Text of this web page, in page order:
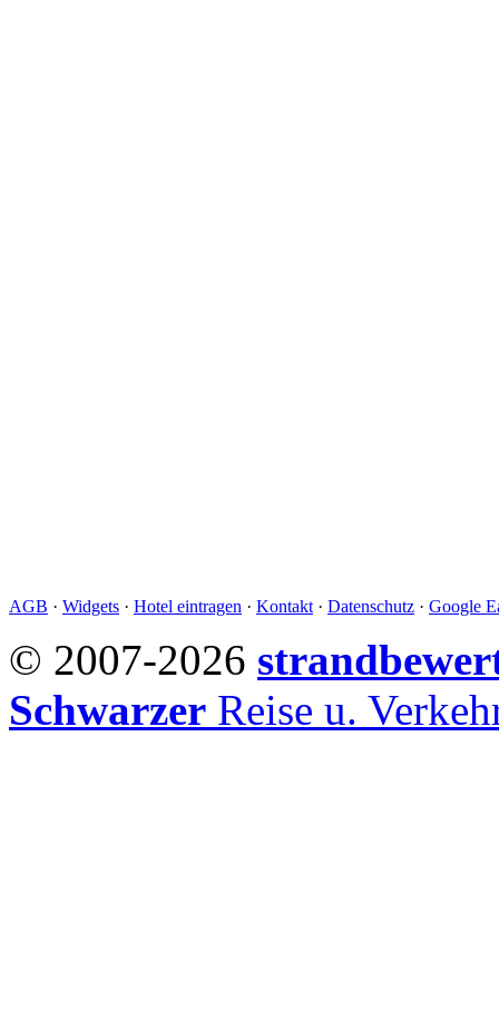
AGB · Widgets · Hotel eintragen · Kontakt · Datenschutz · Google
© 2007-2026
Schwarzer Reise u.